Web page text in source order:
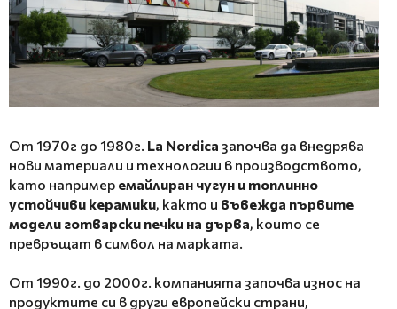
От 1970г до 1980г. La Nordica започва да внедрява
нови материали и технологии в производството,
като например емайлиран чугун и топлинно
устойчиви керамики, както и въвежда първите
модели готварски печки на дърва, които се
превръщат в символ на марката.
От 1990г. до 2000г. компанията започва износ на
продуктите си в други европейски страни,